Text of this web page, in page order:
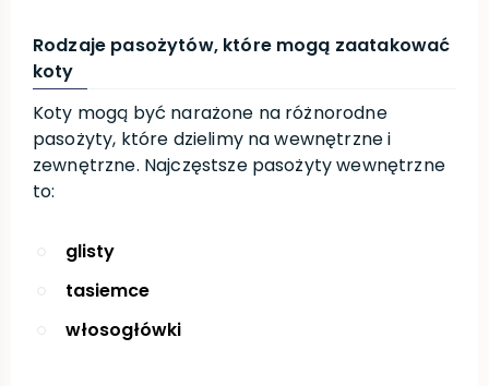
Rodzaje pasożytów, które mogą zaatakować
koty
Koty mogą być narażone na różnorodne
pasożyty, które dzielimy na wewnętrzne i
zewnętrzne. Najczęstsze pasożyty wewnętrzne
to:
glisty
tasiemce
włosogłówki